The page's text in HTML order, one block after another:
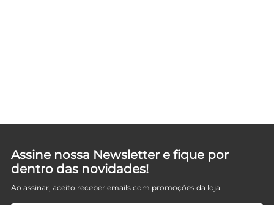
Assine nossa Newsletter e fique por
dentro das novidades!
Ao assinar, aceito receber emails com promoções da loja